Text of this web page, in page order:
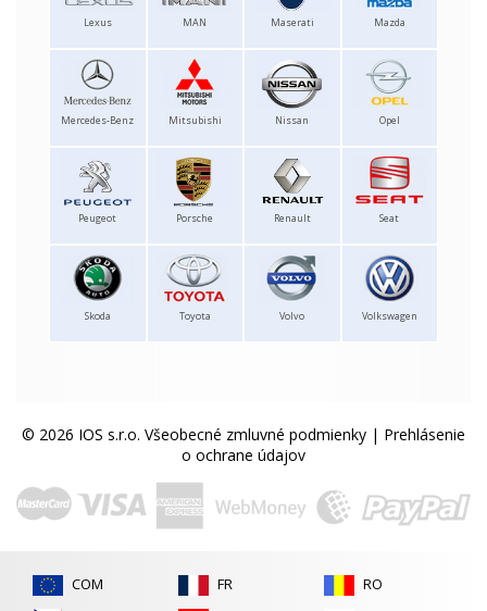
Lexus MAN Maserati Mazda
Mercedes-Benz Mitsubishi Nissan Opel
Peugeot Porsche Renault Seat
Skoda Toyota Volvo Volkswagen
© 2026 IOS s.r.o. Všeobecné zmluvné podmienky | Prehlásenie
o ochrane údajov
COM
FR
RO